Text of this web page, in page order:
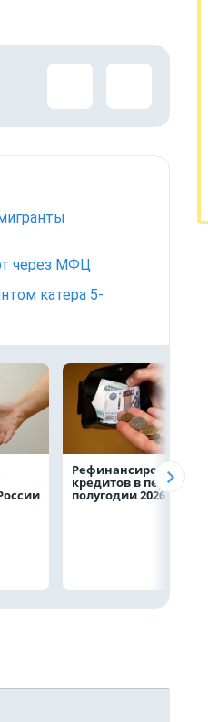
через МФЦ
катера 5-
Рефинансирование
кредитов в первом
полугодии 2026 года